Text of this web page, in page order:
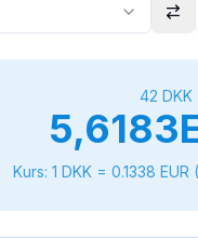
42 DKK
5,6183
Kurs: 1 DKK = 0.1338 EUR